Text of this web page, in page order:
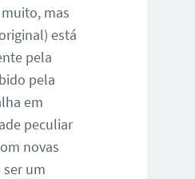
mas
está
pela
pela
em
peculiar
novas
um